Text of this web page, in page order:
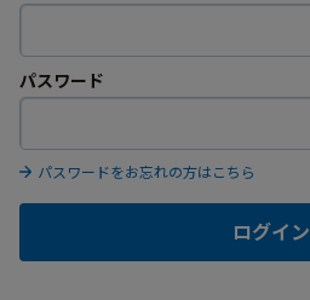
パスワード
パスワードをお忘れの方はこちら
ログイン